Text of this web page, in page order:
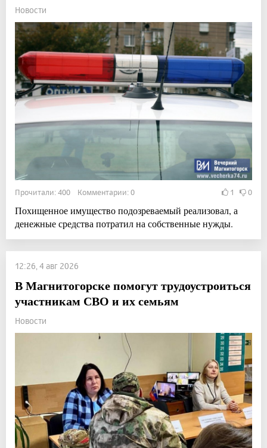
Новости
Прочитали: 400 Комментарии: 0 1 0
Похищенное имущество подозреваемый реализовал, а
денежные средства потратил на собственные нужды.
12:26, 4 авг 2026
В Магнитогорске помогут трудоустроиться
участникам СВО и их семьям
Новости